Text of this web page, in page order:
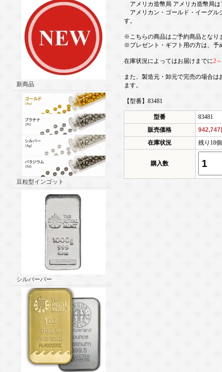
新商品
豆粒型インゴット
シルバーバー
アメリカ造幣局 アメリカ造幣局
アメリカン・ゴールド・イーグル
す。
※こちらの商品はご予約商品となり
※プレゼント・ギフト用の方は、予
在庫状況によってはお届けまでに2
また、製造元・卸元で完売の場合
ます。
【型番】83481
型番
83481
販売価格
942,747
在庫状況
残り18
購入数